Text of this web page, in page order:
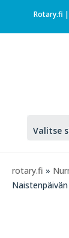
Rotary.fi |
Valitse
rotary.fi »